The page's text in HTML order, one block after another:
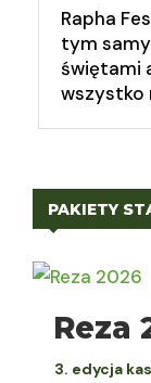
Rapha
tym
świętami
wszystko
PAKIETY
Reza
3. edycja